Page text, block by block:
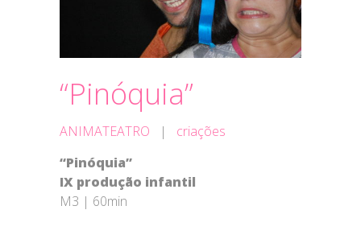
“Pinóquia”
ANIMATEATRO | criações
“Pinóquia”
IX produção infantil
M3 | 60min